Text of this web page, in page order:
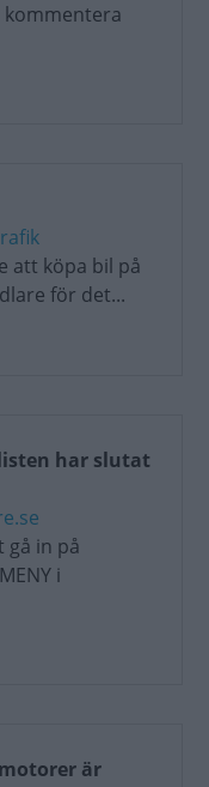
att köpa bil på
för det...
har slutat
gå in på
i
är